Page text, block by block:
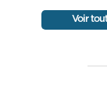
Voir